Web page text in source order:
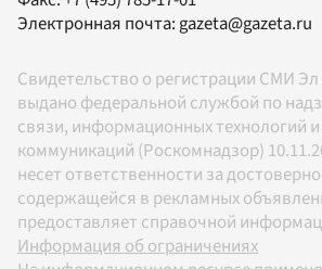
Электронная почта:gazeta@gazeta.ru
Свидетельство о регистрации СМИ
выдано федеральной службой по
связи, информационных технологий
коммуникаций (Роскомнадзор)
несет ответственности за
содержащейся в рекламных
предоставляет справочной
Информация об ограничениях